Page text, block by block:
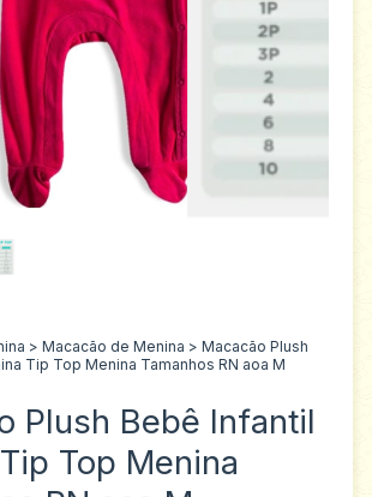
> Macacão de Menina > Macacão Plush
Tip Top Menina Tamanhos RN aoa M
Plush Bebê Infantil
Top Menina